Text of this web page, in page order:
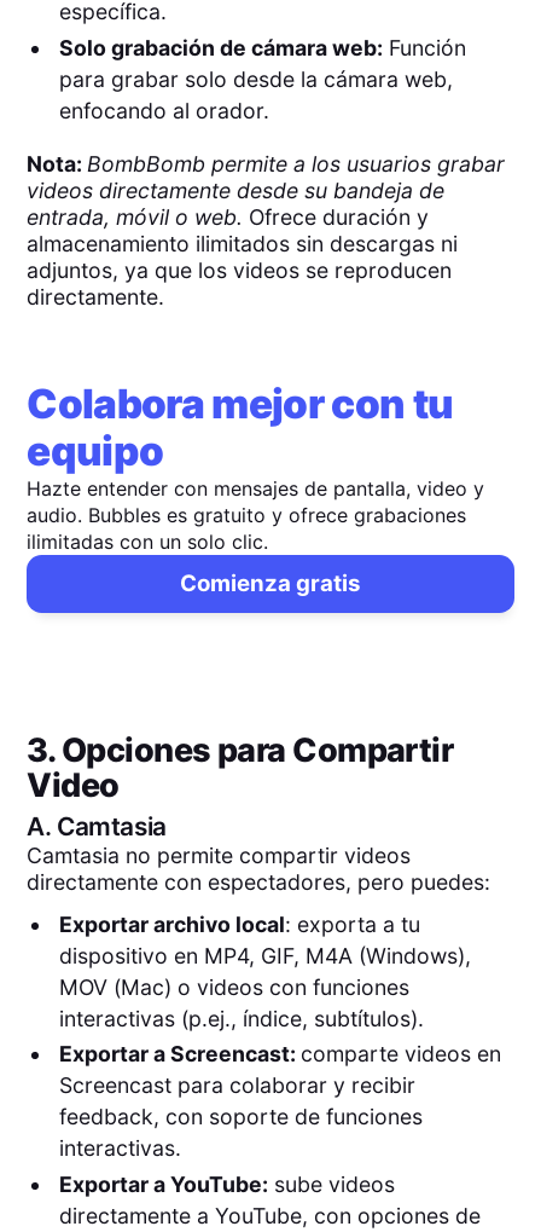
específica.
Solo grabación de cámara web: Función
para grabar solo desde la cámara web,
enfocando al orador.
Nota:BombBomb permite a los usuarios grabar
videos directamente desde su bandeja de
entrada, móvil o web. Ofrece duración y
almacenamiento ilimitados sin descargas ni
adjuntos, ya que los videos se reproducen
directamente.
Colabora mejor con tu
equipo
Hazte entender con mensajes de pantalla, video y
audio. Bubbles es gratuito y ofrece grabaciones
ilimitadas con un solo clic.
Comienza gratis
3. Opciones para Compartir
Video
A. Camtasia
Camtasia no permite compartir videos
directamente con espectadores, pero puedes:
Exportar archivo local: exporta a tu
dispositivo en MP4, GIF, M4A (Windows),
MOV (Mac) o videos con funciones
interactivas (p.ej., índice, subtítulos).
Exportar a Screencast: comparte videos en
Screencast para colaborar y recibir
feedback, con soporte de funciones
interactivas.
Exportar a YouTube: sube videos
directamente a YouTube, con opciones de